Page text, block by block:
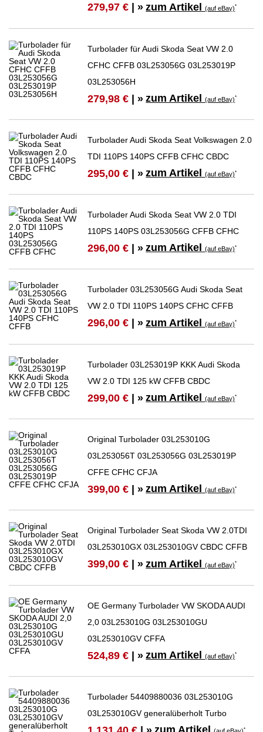
279,97 € | » zum Artikel(auf eBay)*
Turbolader für Audi Skoda Seat VW 2.0
CFHC CFFB 03L253056G 03L253019P
03L253056H
279,98 € | » zum Artikel(auf eBay)*
Turbolader Audi Skoda Seat Volkswagen 2.0
TDI 110PS 140PS CFFB CFHC CBDC
295,00 € | » zum Artikel(auf eBay)*
Turbolader Audi Skoda Seat VW 2.0 TDI
110PS 140PS 03L253056G CFFB CFHC
296,00 € | » zum Artikel(auf eBay)*
Turbolader 03L253056G Audi Skoda Seat
VW 2.0 TDI 110PS 140PS CFHC CFFB
296,00 € | » zum Artikel(auf eBay)*
Turbolader 03L253019P KKK Audi Skoda
VW 2.0 TDI 125 kW CFFB CBDC
299,00 € | » zum Artikel(auf eBay)*
Original Turbolader 03L253010G
03L253056T 03L253056G 03L253019P
CFFE CFHC CFJA
399,00 € | » zum Artikel(auf eBay)*
Original Turbolader Seat Skoda VW 2.0TDI
03L253010GX 03L253010GV CBDC CFFB
399,00 € | » zum Artikel(auf eBay)*
OE Germany Turbolader VW SKODA AUDI
2,0 03L253010G 03L253010GU
03L253010GV CFFA
524,89 € | » zum Artikel(auf eBay)*
Turbolader 54409880036 03L253010G
03L253010GV generalüberholt Turbo
*